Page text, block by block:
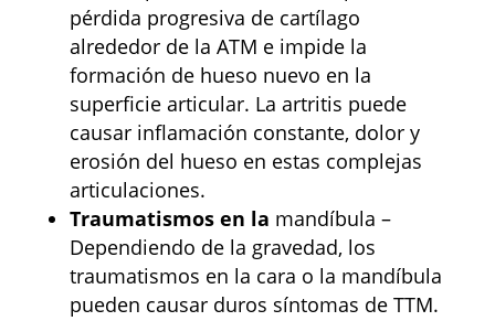
pérdida progresiva de cartílago
alrededor de la ATM e impide la
formación de hueso nuevo en la
superficie articular. La artritis puede
causar inflamación constante, dolor y
erosión del hueso en estas complejas
articulaciones.
Traumatismos en la mandíbula –
Dependiendo de la gravedad, los
traumatismos en la cara o la mandíbula
pueden causar duros síntomas de TTM.